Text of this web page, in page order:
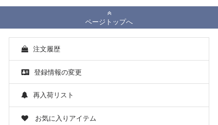
ページトップへ
注文履歴
登録情報の変更
再入荷リスト
お気に入りアイテム